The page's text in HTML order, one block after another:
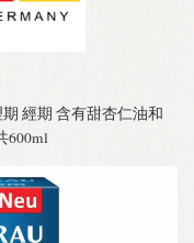
經期 含有甜杏仁油和
600ml